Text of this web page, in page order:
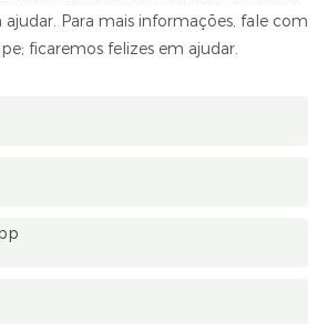
Para mais informações, fale com
ficaremos felizes em ajudar.